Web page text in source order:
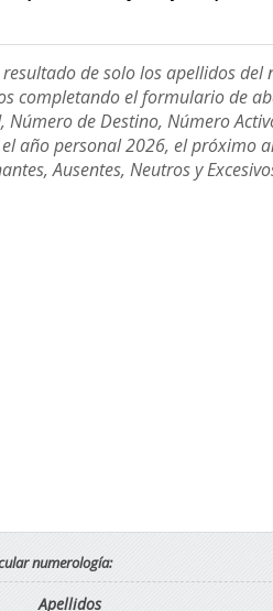
resultado de solo los apellidos del
completando el formulario de
de Destino, Número
año personal 2026, el próximo
Ausentes, Neutros y
numerología:
Apellidos